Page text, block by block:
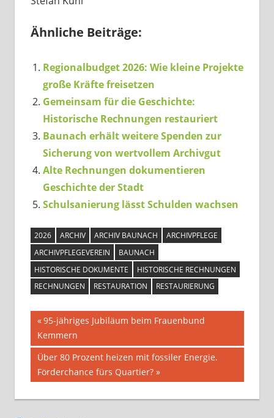
Ähnliche Beiträge:
Regionalbudget 2026: Wie kleine Projekte
große Kräfte freisetzen
Gemeinsam für die Geschichte:
Historische Rechnungen restauriert
Baunach erhält weitere Spenden zur
Sicherung von wertvollem Archivgut
Alte Rechnungen dokumentieren
Geschichte der Stadt
Schulsanierung lässt Schulden wachsen
2026 ARCHIV ARCHIV BAUNACH
ARCHIVPFLEGE
ARCHIVPFLEGEVEREIN
BAUNACH
HISTORISCHE DOKUMENTE
HISTORISCHE RECHNUNGEN
RECHNUNGEN
RESTAURATION RESTAURIERUNG
Beitragsnavigation
Vorheriger
Beitrag:
95-jähriges Jubiläum beim Frauenbund
Kemmern
Nächster
Beitrag:
Über 80 Prozent heizen mit fossiler Energie.
Förderchance fürs Quartier?